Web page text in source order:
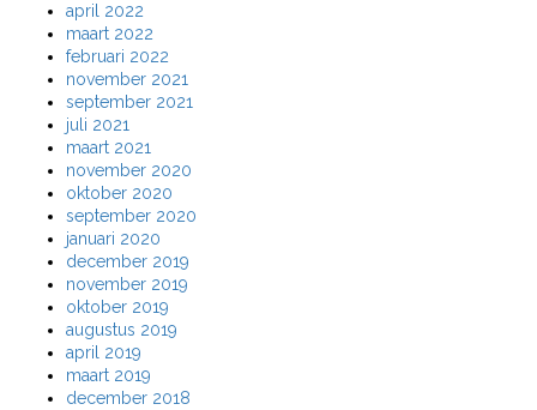
april 2022
maart 2022
februari 2022
november 2021
september 2021
juli 2021
maart 2021
november 2020
oktober 2020
september 2020
januari 2020
december 2019
november 2019
oktober 2019
augustus 2019
april 2019
maart 2019
december 2018